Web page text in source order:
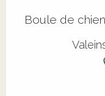
Boule de chien